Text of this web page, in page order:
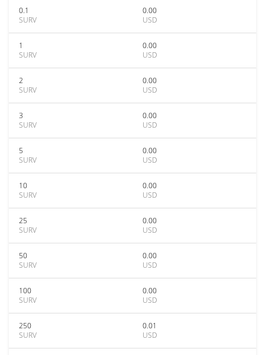
0.1
SURV
0.00
USD
1
SURV
0.00
USD
2
SURV
0.00
USD
3
SURV
0.00
USD
5
SURV
0.00
USD
10
SURV
0.00
USD
25
SURV
0.00
USD
50
SURV
0.00
USD
100
SURV
0.00
USD
250
SURV
0.01
USD